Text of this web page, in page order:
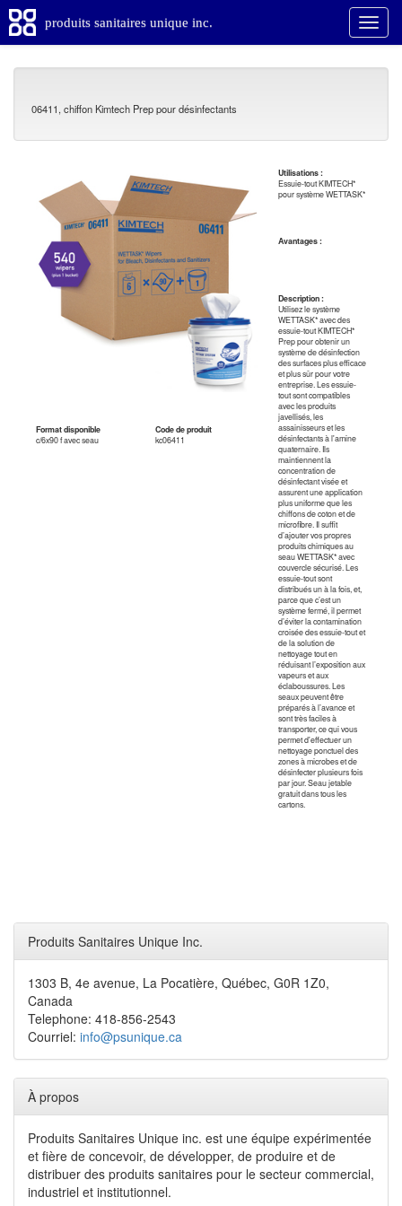
produits sanitaires unique inc.
06411, chiffon Kimtech Prep pour désinfectants
Format disponible
Code de produit
c/6x90 f avec seau
kc06411
Utilisations :
Essuie-tout KIMTECH*
pour système WETTASK*
Avantages :
Description :
Utilisez le système
WETTASK* avec des
essuie-tout KIMTECH*
Prep pour obtenir un
système de désinfection
des surfaces plus efficace
et plus sûr pour votre
entreprise. Les essuie-
tout sont compatibles
avec les produits
javellisés, les
assainisseurs et les
désinfectants à l'amine
quaternaire. Ils
maintiennent la
concentration de
désinfectant visée et
assurent une application
plus uniforme que les
chiffons de coton et de
microfibre. Il suffit
d’ajouter vos propres
produits chimiques au
seau WETTASK* avec
couvercle sécurisé. Les
essuie-tout sont
distribués un à la fois, et,
parce que c’est un
système fermé, il permet
d’éviter la contamination
croisée des essuie-tout et
de la solution de
nettoyage tout en
réduisant l’exposition aux
vapeurs et aux
éclaboussures. Les
seaux peuvent être
préparés à l’avance et
sont très faciles à
transporter, ce qui vous
permet d'effectuer un
nettoyage ponctuel des
zones à microbes et de
désinfecter plusieurs fois
par jour. Seau jetable
gratuit dans tous les
cartons.
Produits Sanitaires Unique Inc.
1303 B, 4e avenue, La Pocatière, Québec, G0R 1Z0,
Canada
Telephone: 418-856-2543
Courriel: info@psunique.ca
À propos
Produits Sanitaires Unique inc. est une équipe expérimentée
et fière de concevoir, de développer, de produire et de
distribuer des produits sanitaires pour le secteur commercial,
industriel et institutionnel.